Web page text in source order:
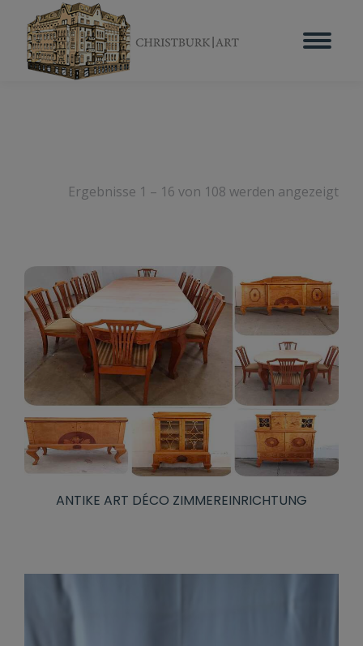
Ergebnisse 1 – 16 von 108 werden angezeigt
ANTIKE ART DÉCO ZIMMEREINRICHTUNG